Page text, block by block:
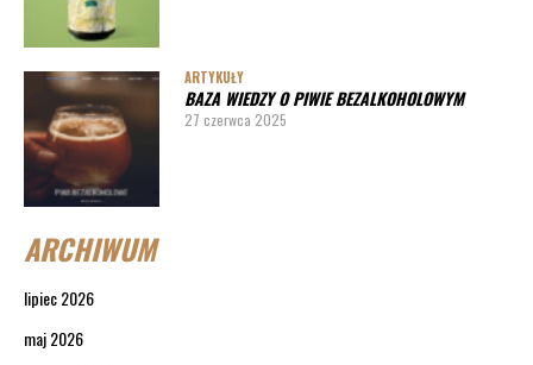
ARTYKUŁY
BAZA WIEDZY O PIWIE BEZALKOHOLOWYM
27 czerwca 2025
ARCHIWUM
lipiec 2026
maj 2026